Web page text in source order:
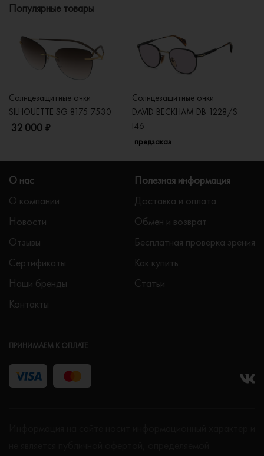
Популярные товары
Солнцезащитные очки
SILHOUETTE SG 8175 7530
32 000 ₽
Солнцезащитные очки
DAVID BECKHAM DB 1228/S
I46
предзаказ
О нас
О компании
Новости
Отзывы
Сертификаты
Наши бренды
Контакты
Полезная информация
Доставка и оплата
Обмен и возврат
Бесплатная проверка зрения
Как купить
Статьи
ПРИНИМАЕМ К ОПЛАТЕ